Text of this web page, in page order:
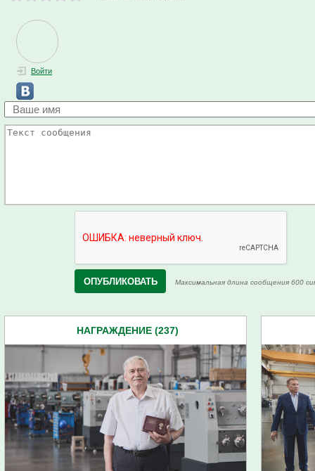
Войти
Максимальная длина сообщения 600
НАГРАЖДЕНИЕ (237)